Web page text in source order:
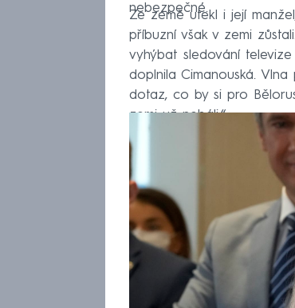
nebezpečné.
Ze země utekl i její
příbuzní však v zemi
vyhýbat sledování
doplnila Cimanouská.
dotaz, co by si pro
zemi už nebáli.“